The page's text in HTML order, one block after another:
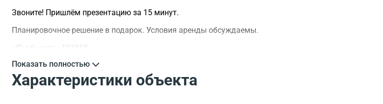
Звоните! Пришлём презентацию за 15 минут.
Планировочное решение в подарок. Условия аренды обсуждаемы.
>ID объекта - 103858.
Показать полностью
Характеристики объекта